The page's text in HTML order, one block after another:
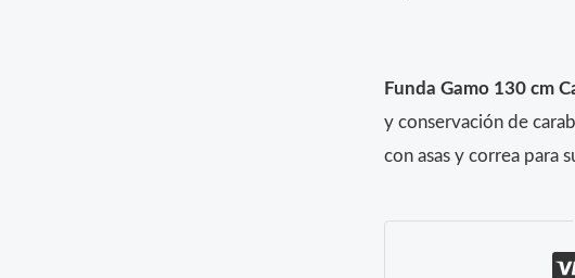
Funda Gamo 130 cm
y conservación de
con asas y correa para